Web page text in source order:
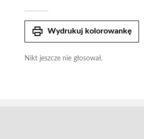
print Wydrukuj kolorowankę
Nikt jeszcze nie głosował.